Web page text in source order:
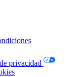
privacidad